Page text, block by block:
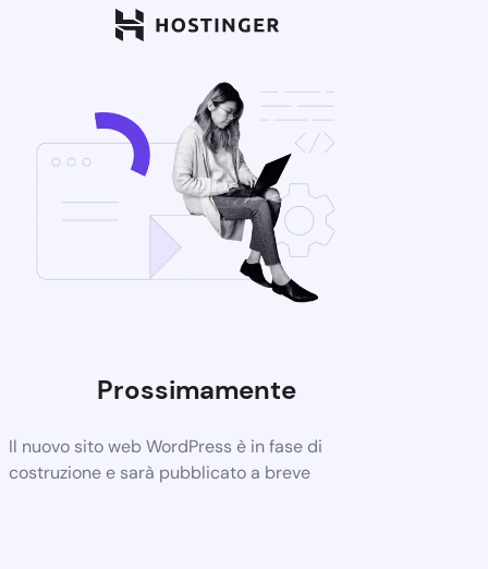
Prossimamente
Il nuovo sito web WordPress è in fase di
costruzione e sarà pubblicato a breve